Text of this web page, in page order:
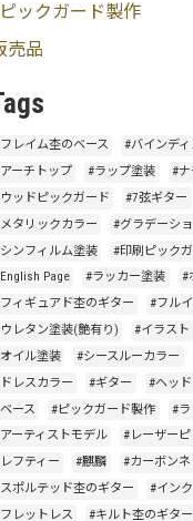
ックガード製作
売品
レイム杢のベース #バインデ
ーチトップ
#ラップ塗装
#
ッドピックガード
#7弦ギター
タリックカラー
#グラデーシ
ンフィルム塗装
#印刷ピック
Page
#ラッカー塗装
#
ィギュアド杢のギター
#フル
レタン塗装(艶有り)
#イラスト
イル塗装
#シースルーカラー
レスカラー
#ギター #ヘッ
ース
#ピックガード製作
#ラ
ーティストモデル
#レーザー
フティー
#麒麟 #カーボンネ
ポルテッド杢のギター
#イン
レットレス
#キルト杢のギター